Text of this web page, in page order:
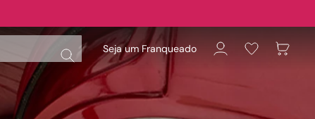
Seja um Franqueado